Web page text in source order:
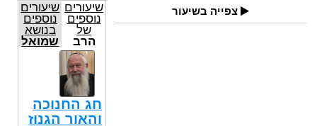
צפייה בשיעור
שיעורים
נוספים
של
הרב
אברהם
ריבלין,
המשגיח
הרוחני
לשעבר
שיעורים
נוספים
בנושא
שמואל
חג החנוכה
והאור הגנוז